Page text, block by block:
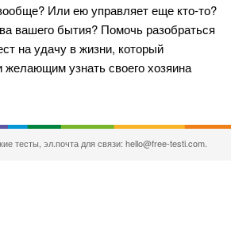
Или ею управляет еще кто-то?
вашего бытия? Помочь разобраться
на удачу в жизни, который
желающим узнать своего хозяина
тесты, эл.почта для связи: hello@free-testi.com.